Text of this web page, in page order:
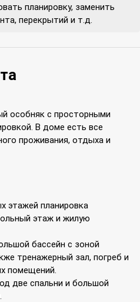
планировку, заменить
перекрытий и т.д.
особняк с просторными
В доме есть все
проживания, отдыха и
этажей планировка
этаж и жилую
бассейн с зоной
тренажерный зал, погреб и
помещений.
две спальни и большой